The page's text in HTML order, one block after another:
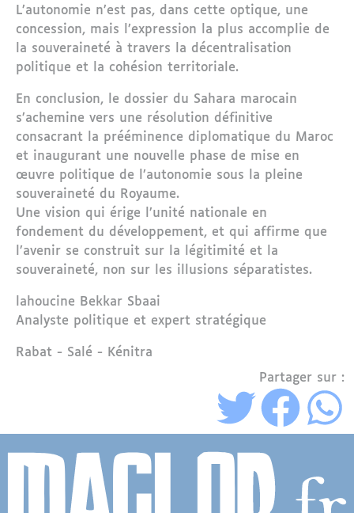
L’autonomie n’est pas, dans cette optique, une
concession, mais l’expression la plus accomplie de
la souveraineté à travers la décentralisation
politique et la cohésion territoriale.
En conclusion, le dossier du Sahara marocain
s’achemine vers une résolution définitive
consacrant la prééminence diplomatique du Maroc
et inaugurant une nouvelle phase de mise en
œuvre politique de l’autonomie sous la pleine
souveraineté du Royaume.
Une vision qui érige l’unité nationale en
fondement du développement, et qui affirme que
l’avenir se construit sur la légitimité et la
souveraineté, non sur les illusions séparatistes.
lahoucine Bekkar Sbaai
Analyste politique et expert stratégique
Région
Rabat - Salé - Kénitra
Partager sur :